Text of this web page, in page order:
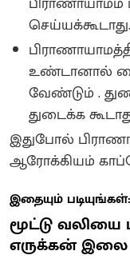
செய்யக்கூடாது.
உண்டானால்
வேண்டும் .
துடைக்க
இதுபோல்
ஆரோக்கியம்
இதையும் படியுங்கள்:
மூட்டு வலியை
எருக்கன்